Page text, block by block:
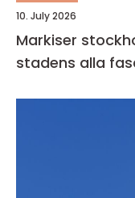
10. July 2026
Markiser stockholm smart
stadens alla